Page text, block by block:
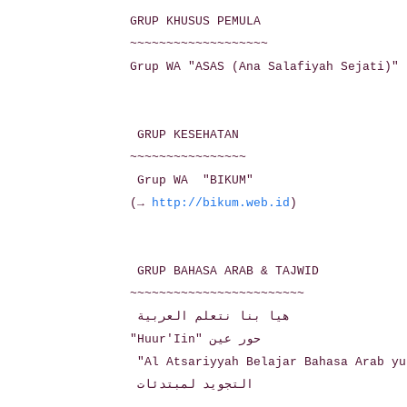
GRUP KHUSUS PEMULA
~~~~~~~~~~~~~~~~~~~
Grup WA "ASAS (Ana Salafiyah Sejati)"
GRUP KESEHATAN
~~~~~~~~~~~~~~~~
Grup WA "BIKUM"
(→ http://bikum.web.id )
GRUP BAHASA ARAB & TAJWID
~~~~~~~~~~~~~~~~~~~~~~~~
هيا بنا نتعلم العربية
"Al Atsariyyah Belajar Bahasa Arab
التجويد لمبتدئات